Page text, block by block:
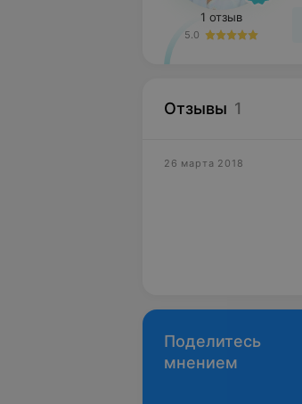
1 отзыв
5.0
Отзывы 1
26 марта 2018
Поделитесь
мнением